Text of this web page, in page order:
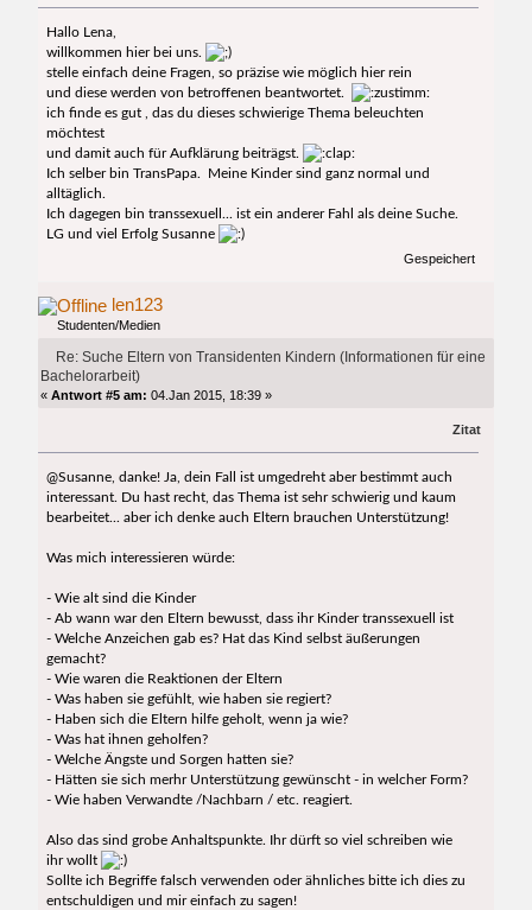
Hallo Lena,
willkommen hier bei uns.
stelle einfach deine Fragen, so präzise wie möglich hier rein
und diese werden von betroffenen beantwortet.
ich finde es gut , das du dieses schwierige Thema beleuchten
möchtest
und damit auch für Aufklärung beiträgst.
Ich selber bin TransPapa. Meine Kinder sind ganz normal und
alltäglich.
Ich dagegen bin transsexuell... ist ein anderer Fahl als deine Suche.
LG und viel Erfolg Susanne
Gespeichert
len123
Studenten/Medien
Re: Suche Eltern von Transidenten Kindern (Informationen für eine
Bachelorarbeit)
«Antwort #5 am: 04.Jan 2015, 18:39 »
Zitat
@Susanne, danke! Ja, dein Fall ist umgedreht aber bestimmt auch
interessant. Du hast recht, das Thema ist sehr schwierig und kaum
bearbeitet... aber ich denke auch Eltern brauchen Unterstützung!
Was mich interessieren würde:
- Wie alt sind die Kinder
- Ab wann war den Eltern bewusst, dass ihr Kinder transsexuell ist
- Welche Anzeichen gab es? Hat das Kind selbst äußerungen
gemacht?
- Wie waren die Reaktionen der Eltern
- Was haben sie gefühlt, wie haben sie regiert?
- Haben sich die Eltern hilfe geholt, wenn ja wie?
- Was hat ihnen geholfen?
- Welche Ängste und Sorgen hatten sie?
- Hätten sie sich merhr Unterstützung gewünscht - in welcher Form?
- Wie haben Verwandte /Nachbarn / etc. reagiert.
Also das sind grobe Anhaltspunkte. Ihr dürft so viel schreiben wie
ihr wollt
Sollte ich Begriffe falsch verwenden oder ähnliches bitte ich dies zu
entschuldigen und mir einfach zu sagen!